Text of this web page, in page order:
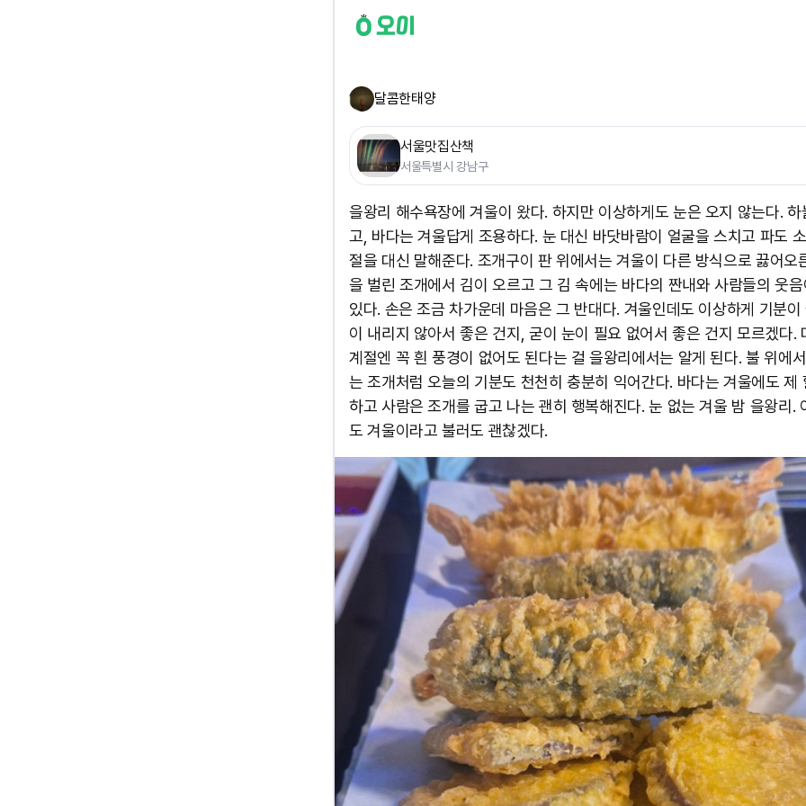
달콤한태양
서울맛집산책
서울특별시 강남구
을왕리 해수욕장에 겨울이 왔다. 하지만 이상하게도 눈은 오지 않는다. 하
고, 바다는 겨울답게 조용하다. 눈 대신 바닷바람이 얼굴을 스치고 파도
절을 대신 말해준다. 조개구이 판 위에서는 겨울이 다른 방식으로 끓어오
을 벌린 조개에서 김이 오르고 그 김 속에는 바다의 짠내와 사람들의 웃
있다. 손은 조금 차가운데 마음은 그 반대다. 겨울인데도 이상하게 기분이
이 내리지 않아서 좋은 건지, 굳이 눈이 필요 없어서 좋은 건지 모르겠다.
계절엔 꼭 흰 풍경이 없어도 된다는 걸 을왕리에서는 알게 된다. 불 위에
는 조개처럼 오늘의 기분도 천천히 충분히 익어간다. 바다는 겨울에도 제
하고 사람은 조개를 굽고 나는 괜히 행복해진다. 눈 없는 겨울 밤 을왕리.
도 겨울이라고 불러도 괜찮겠다.